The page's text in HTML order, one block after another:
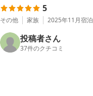
5
その他 家族 2025年11月宿泊
投稿者さん
37件のクチコミ